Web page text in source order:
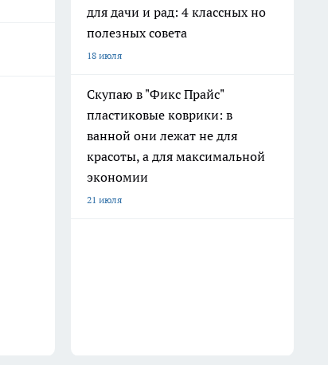
для дачи и рад: 4 классных но
полезных совета
18 июля
Скупаю в "Фикс Прайс"
пластиковые коврики: в
ванной они лежат не для
красоты, а для максимальной
экономии
21 июля